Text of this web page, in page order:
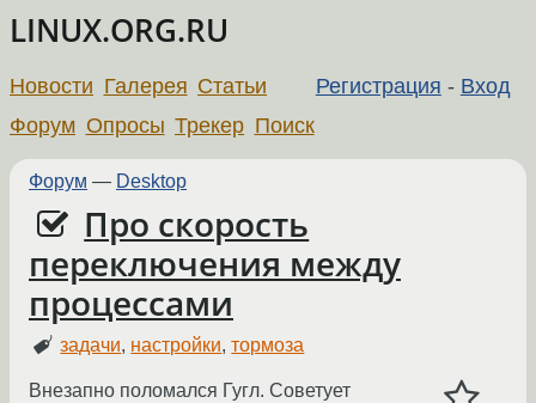
LINUX.ORG.RU
Регистрация - Вход
Новости Галерея Статьи
Форум Опросы Трекер Поиск
Форум — Desktop
Про скорость
переключения между
процессами
задачи, настройки,тормоза
Внезапно поломался Гугл. Советует